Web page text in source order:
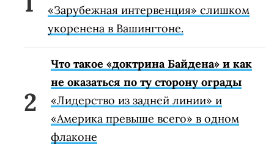
«Зарубежная интервенция» слишком
укоренена в Вашингтоне.
Что такое «доктрина Байдена» и как
не оказаться по ту сторону ограды
«Лидерство из задней линии» и
«Америка превыше всего» в одном
флаконе